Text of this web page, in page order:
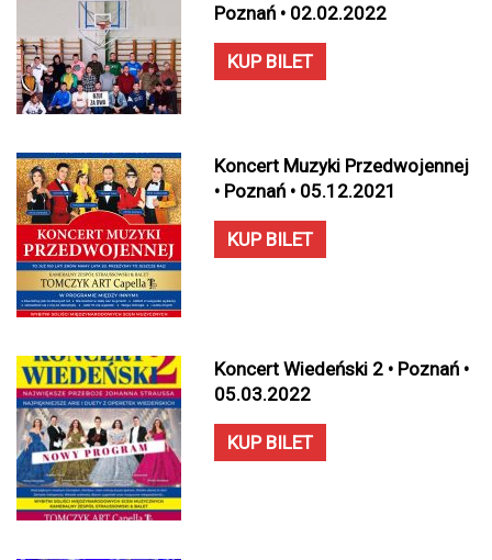
Poznań • 02.02.2022
KUP BILET
Koncert Muzyki Przedwojennej
• Poznań • 05.12.2021
KUP BILET
Koncert Wiedeński 2 • Poznań •
05.03.2022
KUP BILET